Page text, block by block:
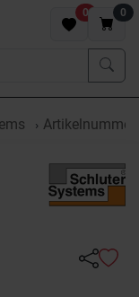
0 0
Artikelnummer